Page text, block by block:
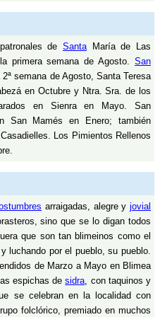
patronales de SantaMaría de Las
primera semana de Agosto. San
2ª semana de Agosto, Santa Teresa
en Octubre y Ntra. Sra. de los
en Sienra en Mayo. San
San Mamés en Enero; también
Los Pimientos Rellenos
arraigadas, alegre yjovial
sino que se lo digan todos
que son tan blimeinos como el
luchando por el pueblo, su pueblo.
de Marzo a Mayo en Blimea
espichas desidra , con taquinos y
se celebran en la localidad con
folclórico, premiado en muchos